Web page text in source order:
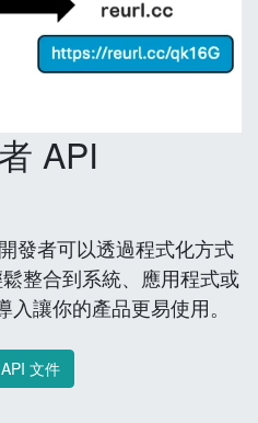
API
發者可以透過程式化方式
整合到系統、應用程式或
讓你的產品更易使用。
文件